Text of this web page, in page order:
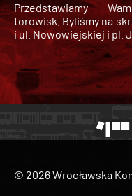
Przedstawiamy
torowisk. Byliśmy na
i ul. Nowowiejskiej i pl.
© 2026 Wrocławska